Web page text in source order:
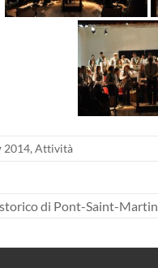
2014, Attività
storico di Pont-Saint-Martin